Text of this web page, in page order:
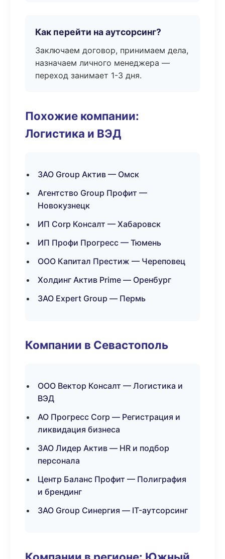
Как перейти на аутсорсинг?
Заключаем договор, принимаем дела,
назначаем личного менеджера —
переход занимает 1-3 дня.
Похожие компании:
Логистика и ВЭД
ЗАО Group Актив — Омск
Агентство Group Профит —
Новокузнецк
ИП Corp Консалт — Хабаровск
ИП Профи Прогресс — Тюмень
ООО Капитал Престиж — Череповец
Холдинг Актив Prime — Оренбург
ЗАО Expert Group — Пермь
Компании в Севастополь
ООО Вектор Консалт — Логистика и
ВЭД
АО Прогресс Corp — Регистрация и
ликвидация бизнеса
ЗАО Лидер Актив — HR и подбор
персонала
Центр Баланс Профит — Полиграфия
и брендинг
ЗАО Group Синергия — IT-аутсорсинг